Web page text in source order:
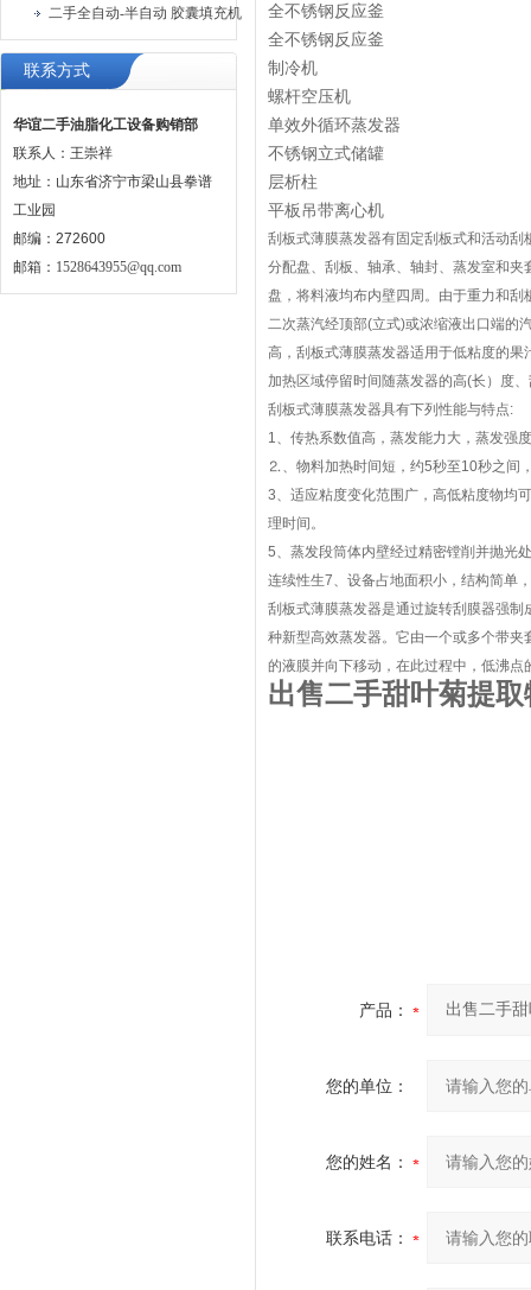
二手全自动-半自动 胶囊填充机
联系方式
华谊二手油脂化工设备购销部
联系人：王崇祥
地址：山东省济宁市梁山县拳谱
工业园
邮编：272600
邮箱： 1528643955@qq.com
全不锈钢反应釜
全不锈钢反应釜
制冷机
螺杆空压机
单效外循环蒸发器
不锈钢立式储罐
层析柱
平板吊带离心机
刮板式薄膜蒸发器有固定刮板式和活动
分配盘、刮板、轴承、轴封、蒸发室和
盘，将料液均布内壁四周。由于重力和
二次蒸汽经顶部(立式)或浓缩液出口端的
高，刮板式薄膜蒸发器适用于低粘度的
加热区域停留时间随蒸发器的高(长）度
刮板式薄膜蒸发器具有下列性能与特点:
1、传热系数值高，蒸发能力大，蒸发强
⒉、物料加热时间短，约5秒至10秒之间
3、适应粘度变化范围广，高低粘度物均
理时间。
5、蒸发段筒体内壁经过精密镗削并抛光
连续性生7、设备占地面积小，结构简单
刮板式薄膜蒸发器是通过旋转刮膜器强
种新型高效蒸发器。它由一个或多个带
的液膜并向下移动，在此过程中，低沸
出售二手甜叶菊提
产品：
您的单位：
您的姓名：
联系电话：